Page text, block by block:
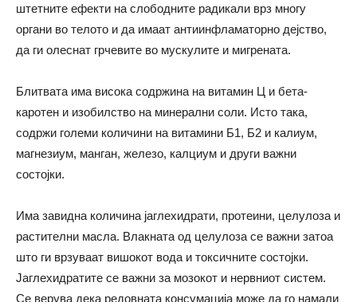
штетните ефекти на слободните радикали врз многу
органи во телото и да имаат антиинфламаторно дејство,
да ги олеснат грчевите во мускулите и мигрената.
Блитвата има висока содржина на витамин Ц и бета-
каротен и изобилство на минерални соли. Исто така,
содржи големи количини на витамини Б1, Б2 и калиум,
магнезиум, манган, железо, калциум и други важни
состојки.
Има завидна количина јаглехидрати, протеини, целулоза и
растителни масла. Влакната од целулоза се важни затоа
што ги врзуваат вишокот вода и токсичните состојки.
Јаглехидратите се важни за мозокот и нервниот систем.
Се верува дека редовната консумација може да го намали